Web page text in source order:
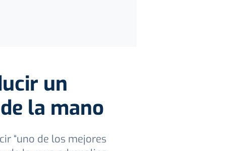
un
la mano
“uno de los mejores